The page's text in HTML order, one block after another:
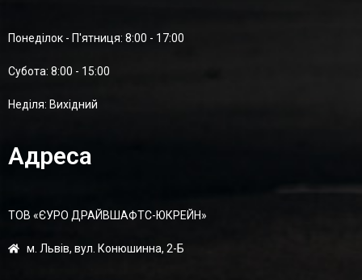
Понеділок - П'ятниця: 8:00 - 17:00
Суботa: 8:00 - 15:00
Неділя: Вихідний
Адреса
ТОВ «ЄУРО ДРАЙВШАФТC-ЮКРЕЙН»
м. Львів, вул. Конюшинна, 2-Б